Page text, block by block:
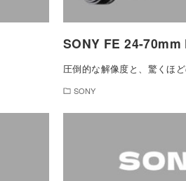
SONY FE 24-
圧倒的な解像度と、驚くほ
SONY